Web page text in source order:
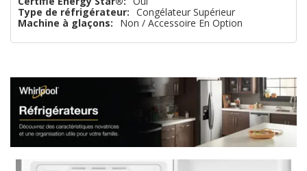
Type de réfrigérateur: Congélateur Supérieur
Machine à glaçons:
Non / Accessoire En Option